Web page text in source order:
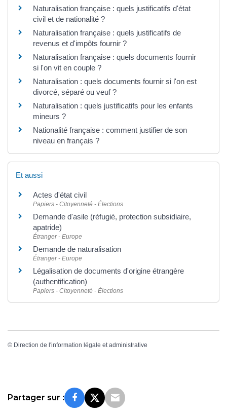
Naturalisation française : quels justificatifs d'état
civil et de nationalité ?
Naturalisation française : quels justificatifs de
revenus et d'impôts fournir ?
Naturalisation française : quels documents fournir
si l'on vit en couple ?
Naturalisation : quels documents fournir si l'on est
divorcé, séparé ou veuf ?
Naturalisation : quels justificatifs pour les enfants
mineurs ?
Nationalité française : comment justifier de son
niveau en français ?
Et aussi
Actes d'état civil
Papiers - Citoyenneté - Élections
Demande d'asile (réfugié, protection subsidiaire,
apatride)
Étranger - Europe
Demande de naturalisation
Étranger - Europe
Légalisation de documents d'origine étrangère
(authentification)
Papiers - Citoyenneté - Élections
© Direction de l'information légale et administrative
Partager sur :